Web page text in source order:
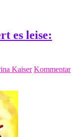
es leise:
Kaiser Kommentar